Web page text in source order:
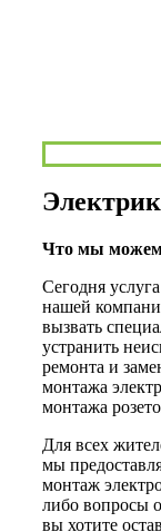
Что мы можем
Сегодня
нашей
вызвать
устранить
ремонта и
монтажа
монтажа
Для всех
мы
монтаж
либо вопросы
вы хотите